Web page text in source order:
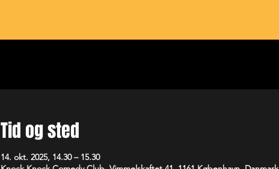
Tid og sted
14. okt. 2025, 14.30 – 15.30